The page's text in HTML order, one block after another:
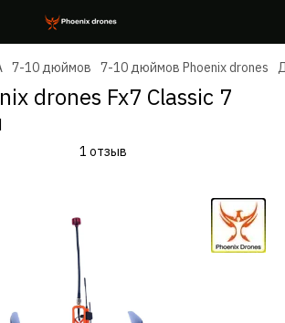
7-10 дюймов 7-10 дюймов Phoenix drones
drones Fx7 Classic 7
1 отзыв